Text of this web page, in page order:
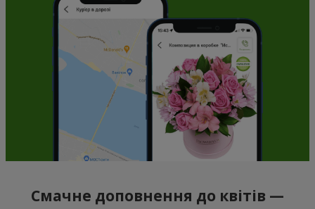
Смачне доповнення до квітів —